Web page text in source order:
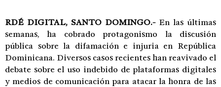
RDÉ DIGITAL, SANTO DOMINGO.- En las últimas
semanas, ha cobrado protagonismo la discusión
pública sobre la difamación e injuria en República
Dominicana. Diversos casos recientes han reavivado el
debate sobre el uso indebido de plataformas digitales
y medios de comunicación para atacar la honra de las